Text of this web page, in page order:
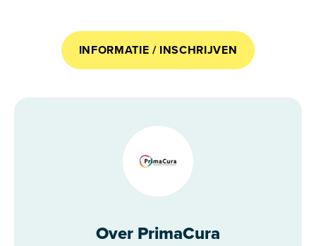
INFORMATIE / INSCHRIJVEN
Over PrimaCura